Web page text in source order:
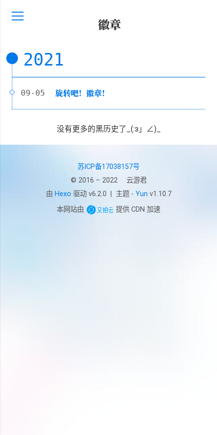
徽章
2021
09-05 旋转吧！徽章！
没有更多的黑历史了_(:з」∠)_
苏ICP备17038157号
© 2016 – 2022
云游君
由 Hexo 驱动 v6.2.0 主题 - Yun v1.10.7
本网站由
提供 CDN 加速